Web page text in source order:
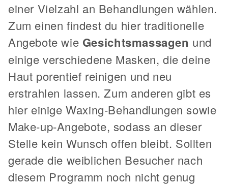
einer Vielzahl an Behandlungen wählen.
Zum einen findest du hier traditionelle
Angebote wie Gesichtsmassagen und
einige verschiedene Masken, die deine
Haut porentief reinigen und neu
erstrahlen lassen. Zum anderen gibt es
hier einige Waxing-Behandlungen sowie
Make-up-Angebote, sodass an dieser
Stelle kein Wunsch offen bleibt. Sollten
gerade die weiblichen Besucher nach
diesem Programm noch nicht genug